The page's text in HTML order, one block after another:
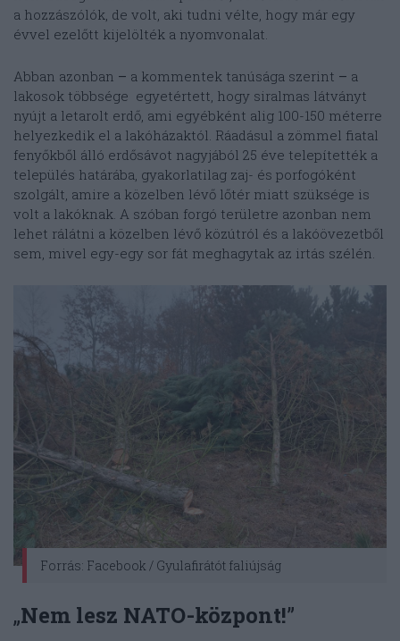
a hozzászólók, de volt, aki tudni vélte, hogy már egy
évvel ezelőtt kijelölték a nyomvonalat.
Abban azonban – a kommentek tanúsága szerint – a
lakosok többsége egyetértett, hogy siralmas látványt
nyújt a letarolt erdő, ami egyébként alig 100-150 méterre
helyezkedik el a lakóházaktól. Ráadásul a zömmel fiatal
fenyőkből álló erdősávot nagyjából 25 éve telepítették a
település határába, gyakorlatilag zaj- és porfogóként
szolgált, amire a közelben lévő lőtér miatt szüksége is
volt a lakóknak. A szóban forgó területre azonban nem
lehet rálátni a közelben lévő közútról és a lakóövezetből
sem, mivel egy-egy sor fát meghagytak az irtás szélén.
Forrás: Facebook / Gyulafirátót faliújság
„Nem lesz NATO-központ!”